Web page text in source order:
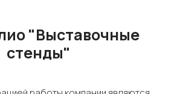
"Выставочные
стенды"